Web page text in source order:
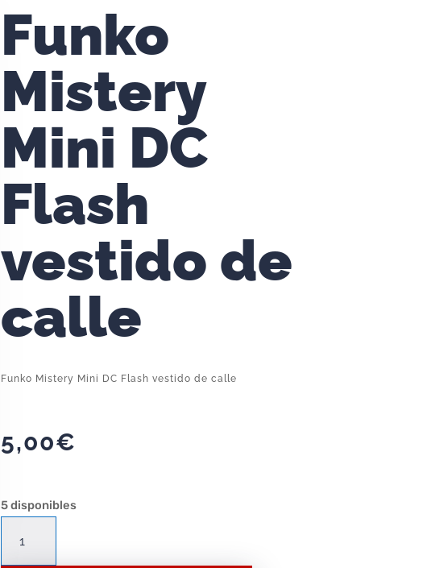
Funko
Mistery
Mini DC
Flash
vestido de
calle
Funko Mistery Mini DC Flash vestido de calle
5,00€
5 disponibles
Mistery